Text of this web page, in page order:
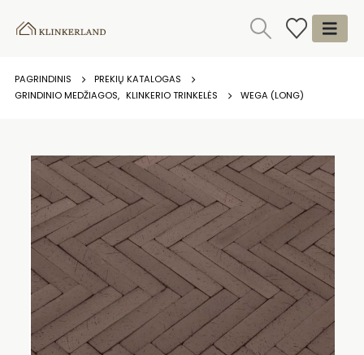
PAGRINDINIS
PREKIŲ KATALOGAS
GRINDINIO MEDŽIAGOS, KLINKERIO TRINKELĖS WEGA (LONG)